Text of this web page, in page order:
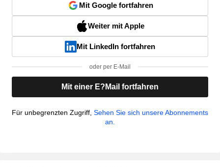
Mit Google fortfahren
Weiter mit Apple
Mit LinkedIn fortfahren
oder per E-Mail
Mit einer E?Mail fortfahren
Für unbegrenzten Zugriff, Sehen Sie sich unsere Abonnements
an.